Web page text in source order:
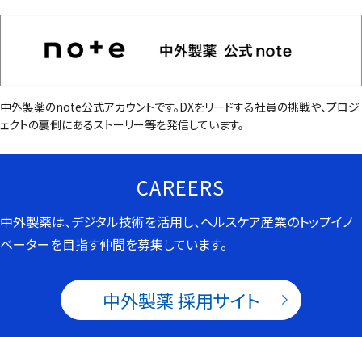
中外製薬のnote公式アカウントです。DXをリードする社員の挑戦や、プロジ
ェクトの裏側にあるストーリー等を発信しています。
CAREERS
中外製薬は、デジタル技術を活⽤し、ヘルスケア産業のトップイノ
ベーターを⽬指す仲間を募集しています。
中外製薬 採用サイト